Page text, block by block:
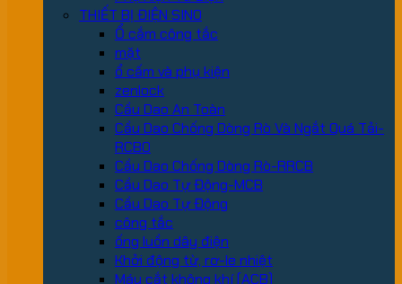
THIẾT BỊ ĐIỆN SINO
Ổ cắm công tắc
mặt
ổ cấm và phụ kiện
zenlock
Cầu Dao An Toàn
Cầu Dao Chống Dòng Rò Và Ngắt Quá Tải-
RCBO
Cầu Dao Chống Dòng Rò-RRCB
Cầu Dao Tự Động-MCB
Cầu Dao Tự Động
công tắc
ống luồn dây điện
Khởi động từ, rơ-le nhiệt
Máy cắt không khí (ACB)